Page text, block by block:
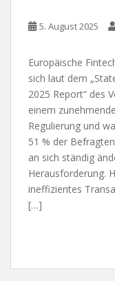
5. August 2025
Europäische
sich laut dem
2025 Report“ des
einem
Regulierung und
51 % der
an sich ständig
Herausforderung.
ineffizientes
[…]